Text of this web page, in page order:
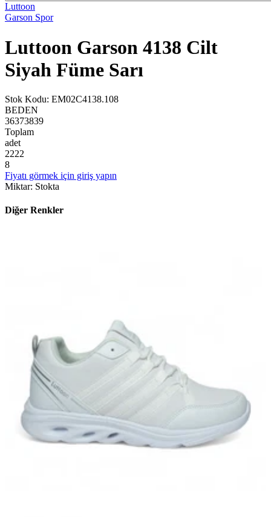
Luttoon
Garson Spor
Luttoon Garson 4138 Cilt
Siyah Füme Sarı
Stok Kodu: EM02C4138.108
BEDEN
36373839
Toplam
adet
2222
8
Fiyatı görmek için giriş yapın
Miktar: Stokta
Diğer Renkler